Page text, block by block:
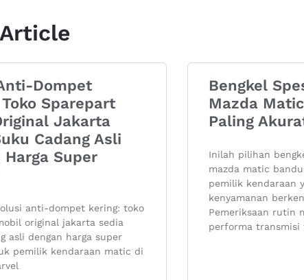
Dompet
Sparepart
Jakarta
Cadang Asli
Harga Super
anti-dompet kering: toko
original jakarta sedia
asli dengan harga super
pemilik kendaraan matic di
Bengkel
Mazda
Paling
Inilah pilihan
mazda matic
pemilik kendaraan
kenyamanan
Pemeriksaan rutin
performa transmisi